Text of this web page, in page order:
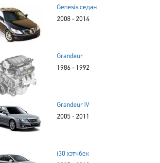
Genesis седан
2008 - 2014
Grandeur
1986 - 1992
Grandeur IV
2005 - 2011
i30 хэтчбек